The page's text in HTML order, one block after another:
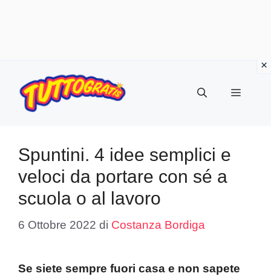
contenuto
Menu
Spuntini. 4 idee semplici e
veloci da portare con sé a
scuola o al lavoro
6 Ottobre 2022 di Costanza Bordiga
Se siete sempre fuori casa e non sapete